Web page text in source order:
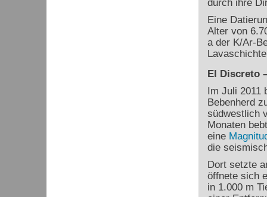
durch ihre
Eine
Alter von
a der K/Ar-
El Discreto
Im Juli 2011
Bebenherd
südwestlich
Monaten
eine
die
Dort setzte
öffnete sich
in 1.000 m